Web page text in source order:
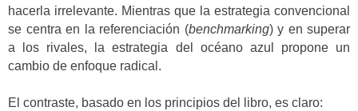
hacerla irrelevante. Mientras que la estrategia convencional
se centra en la referenciación (benchmarking) y en superar
a los rivales, la estrategia del océano azul propone un
cambio de enfoque radical.
El contraste, basado en los principios del libro, es claro: